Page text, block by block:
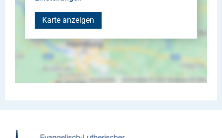
Karte anzeigen